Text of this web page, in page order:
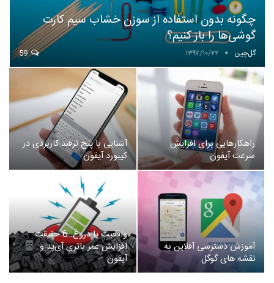
چگونه بدون استفاده از سوزن خشاب سیم کارت
گوشی‌ها را باز کنیم؟
گل‌چین ۱۳۹۷/۱۰/۲۲ 59
راهکارهایی برای افزایش
سرعت آیفون
آشنایی با پنج ترفند کاربردی در
کیبورد آیفون
آموزش دسترسی آفلاین به
نقشه های گوگل
واقعیت یا دروغ: 6 حقیقت
افزایش عمر باتری آی‌پد و
آیفون